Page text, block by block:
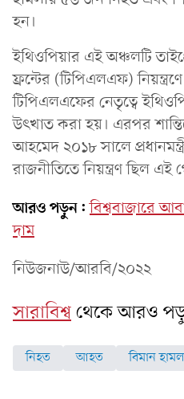
হন।
ইথিওপিয়ার এই অঞ্চলটি
ফ্রন্টের (টিপিএলএফ)
টিপিএলএফের নেতৃত্বে
উৎখাত করা হয়। এরপর
আহমেদ ২০১৮ সালে
রাজনীতিতে নিয়ন্ত্রণ ছিল এই
আরও পড়ুন: বিশ্ববাজারে
দাম
নিউজনাউ/আরবি/২০২২
সারাবিশ্বথেকে আরও
নিহত আহত বিমান